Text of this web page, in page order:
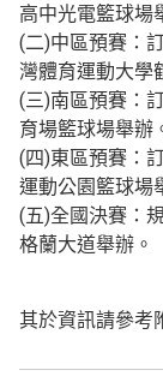
高中光電籃球場
(二)中區預賽：
灣體育運動大學
(三)南區預賽：
育場籃球場舉辦
(四)東區預賽：
運動公園籃球場
(五)全國決賽：
格蘭大道舉辦。
其於資訊請參考